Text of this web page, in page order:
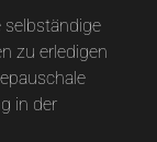
selbständige
zu erledigen
in der